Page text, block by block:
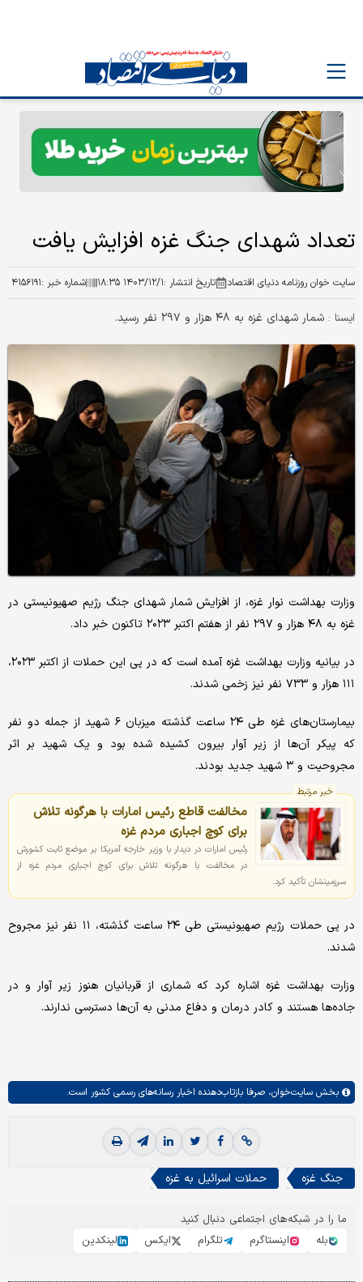
تعداد شهدای جنگ غزه افزایش یافت
سایت خوان روزنامه دنیای اقتصاد تاریخ انتشار :۱۴۰۳/۱۲/۱ ۱۸:۳۵ شماره خبر :۴۱۵۶۱۹۱
ايسنا : شمار شهدای غزه به ۴۸ هزار و ۲۹۷ نفر رسید.
وزارت بهداشت نوار غزه، از افزایش شمار شهدای جنگ رژیم صهیونیستی در
غزه به ۴۸ هزار و ۲۹۷ نفر از هفتم اکتبر ۲۰۲۳ تاکنون خبر داد.
در بیانیه وزارت بهداشت غزه آمده است که در پی این حملات از اکتبر ۲۰۲۳،
۱۱۱ هزار و ۷۳۳ نفر نیز زخمی شدند.
بیمارستان‌های غزه طی ۲۴ ساعت گذشته میزبان ۶ شهید از جمله دو نفر
که پیکر آن‌ها از زیر آوار بیرون کشیده شده بود و یک شهید بر اثر
مجروحیت و ۳ شهید جدید بودند.
خبر مرتبط
مخالفت قاطع رئیس امارات با هرگونه تلاش
برای کوچ اجباری مردم غزه
رئیس امارات در دیدار با وزیر خارجه آمریکا بر موضع ثابت کشورش
در مخالفت با هرگونه تلاش برای کوچ اجباری مردم غزه از
سرزمینشان تأکید کرد.
در پی حملات رژیم صهیونیستی طی ۲۴ ساعت گذشته، ۱۱ نفر نیز مجروح
شدند.
وزارت بهداشت غزه اشاره کرد که شماری از قربانیان هنوز زیر آوار و در
جاده‌ها هستند و کادر درمان و دفاع مدنی به آن‌ها دسترسی ندارند.
بخش سایت‌خوان، صرفا بازتاب‌دهنده اخبار رسانه‌های رسمی کشور است.
جنگ غزه حملات اسرائیل به غزه
ما را در شبکه‌های اجتماعی دنبال کنید
بله
اینستاگرم تلگرام ایکس لینکدین